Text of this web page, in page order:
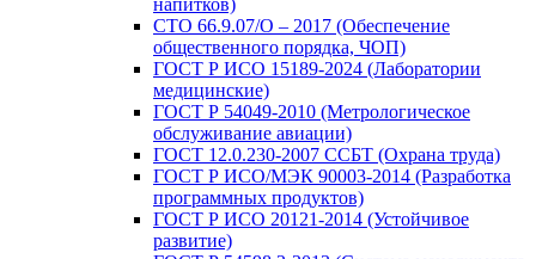
напитков)
СТО 66.9.07/О – 2017 (Обеспечение
общественного порядка, ЧОП)
ГОСТ Р ИСО 15189-2024 (Лаборатории
медицинские)
ГОСТ Р 54049-2010 (Метрологическое
обслуживание авиации)
ГОСТ 12.0.230-2007 ССБТ (Охрана труда)
ГОСТ Р ИСО/МЭК 90003-2014 (Разработка
программных продуктов)
ГОСТ Р ИСО 20121-2014 (Устойчивое
развитие)